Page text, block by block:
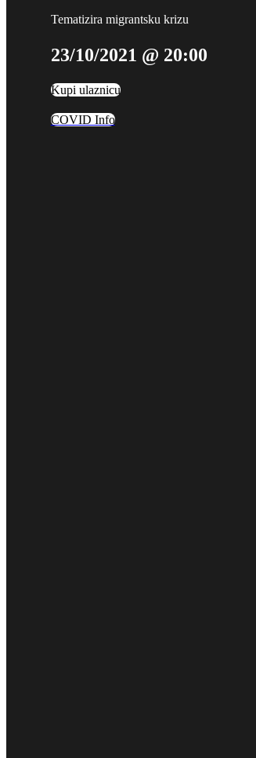
Tematizira migrantsku krizu
23/10/2021 @ 20:00
Kupi ulaznicu
COVID Info